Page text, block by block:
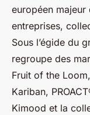
européen
entreprises,
Sous l’égide du
regroupe des
Fruit of the
Kariban,
Kimood et la